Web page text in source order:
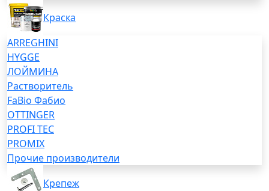
Краска
ARREGHINI
HYGGE
ЛОЙМИНА
Растворитель
FaBio Фабио
OTTINGER
PROFI TEC
PROMIX
Прочие производители
Крепеж